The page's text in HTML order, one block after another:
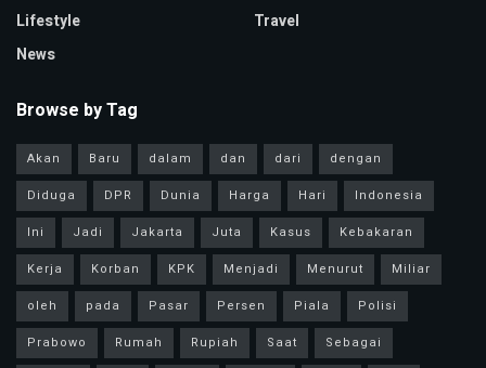
Lifestyle
News
Travel
Browse by Tag
Akan Baru dalam dan dari
dengan
Diduga
DPR Dunia Harga Hari
Indonesia
Ini
Jadi Jakarta Juta Kasus
Kebakaran
Kerja
Korban KPK Menjadi Menurut
Miliar
oleh
pada Pasar Persen Piala
Polisi
Prabowo
Rumah Rupiah Saat
Sebagai